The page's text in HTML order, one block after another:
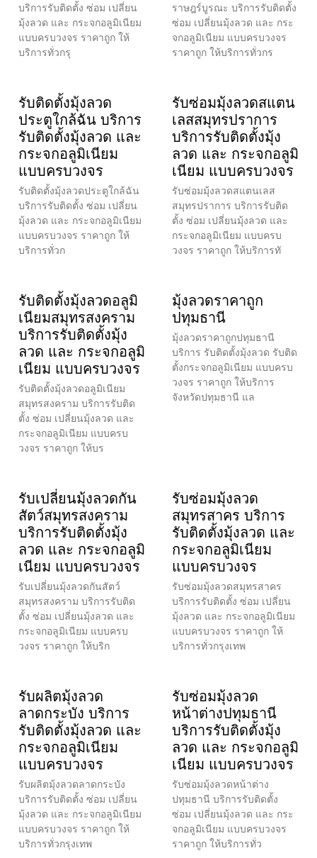
บริการรับติดตั้ง ซ่อม เปลี่ยน
มุ้งลวด และ กระจกอลูมิเนียม
แบบครบวงจร ราคาถูก ให้
บริการทั่วกรุ
ราษฎร์บูรณะ บริการรับติดตั้ง
ซ่อม เปลี่ยนมุ้งลวด และ กระ
จกอลูมิเนียม แบบครบวงจร
ราคาถูก ให้บริการทั่วกร
รับติดตั้งมุ้งลวด
ประตูใกล้ฉัน บริการ
รับติดตั้งมุ้งลวด และ
กระจกอลูมิเนียม
แบบครบวงจร
รับติดตั้งมุ้งลวดประตูใกล้ฉัน
บริการรับติดตั้ง ซ่อม เปลี่ยน
มุ้งลวด และ กระจกอลูมิเนียม
แบบครบวงจร ราคาถูก ให้
บริการทั่วก
รับซ่อมมุ้งลวดสแตน
เลสสมุทรปราการ
บริการรับติดตั้งมุ้ง
ลวด และ กระจกอลูมิ
เนียม แบบครบวงจร
รับซ่อมมุ้งลวดสแตนเลส
สมุทรปราการ บริการรับติด
ตั้ง ซ่อม เปลี่ยนมุ้งลวด และ
กระจกอลูมิเนียม แบบครบ
วงจร ราคาถูก ให้บริการทั
รับติดตั้งมุ้งลวดอลูมิ
เนียมสมุทรสงคราม
บริการรับติดตั้งมุ้ง
ลวด และ กระจกอลูมิ
เนียม แบบครบวงจร
รับติดตั้งมุ้งลวดอลูมิเนียม
สมุทรสงคราม บริการรับติด
ตั้ง ซ่อม เปลี่ยนมุ้งลวด และ
กระจกอลูมิเนียม แบบครบ
วงจร ราคาถูก ให้บร
มุ้งลวดราคาถูก
ปทุมธานี
มุ้งลวดราคาถูกปทุมธานี
บริการ รับติดตั้งมุ้งลวด รับติด
ตั้งกระจกอลูมิเนียม แบบครบ
วงจร ราคาถูก ให้บริการ
จังหวัดปทุมธานี แล
รับเปลี่ยนมุ้งลวดกัน
สัตว์สมุทรสงคราม
บริการรับติดตั้งมุ้ง
ลวด และ กระจกอลูมิ
เนียม แบบครบวงจร
รับเปลี่ยนมุ้งลวดกันสัตว์
สมุทรสงคราม บริการรับติด
ตั้ง ซ่อม เปลี่ยนมุ้งลวด และ
กระจกอลูมิเนียม แบบครบ
วงจร ราคาถูก ให้บริก
รับซ่อมมุ้งลวด
สมุทรสาคร บริการ
รับติดตั้งมุ้งลวด และ
กระจกอลูมิเนียม
แบบครบวงจร
รับซ่อมมุ้งลวดสมุทรสาคร
บริการรับติดตั้ง ซ่อม เปลี่ยน
มุ้งลวด และ กระจกอลูมิเนียม
แบบครบวงจร ราคาถูก ให้
บริการทั่วกรุงเทพ
รับผลิตมุ้งลวด
ลาดกระบัง บริการ
รับติดตั้งมุ้งลวด และ
กระจกอลูมิเนียม
แบบครบวงจร
รับผลิตมุ้งลวดลาดกระบัง
บริการรับติดตั้ง ซ่อม เปลี่ยน
มุ้งลวด และ กระจกอลูมิเนียม
แบบครบวงจร ราคาถูก ให้
บริการทั่วกรุงเทพ
รับซ่อมมุ้งลวด
หน้าต่างปทุมธานี
บริการรับติดตั้งมุ้ง
ลวด และ กระจกอลูมิ
เนียม แบบครบวงจร
รับซ่อมมุ้งลวดหน้าต่าง
ปทุมธานี บริการรับติดตั้ง
ซ่อม เปลี่ยนมุ้งลวด และ กระ
จกอลูมิเนียม แบบครบวงจร
ราคาถูก ให้บริการทั่ว